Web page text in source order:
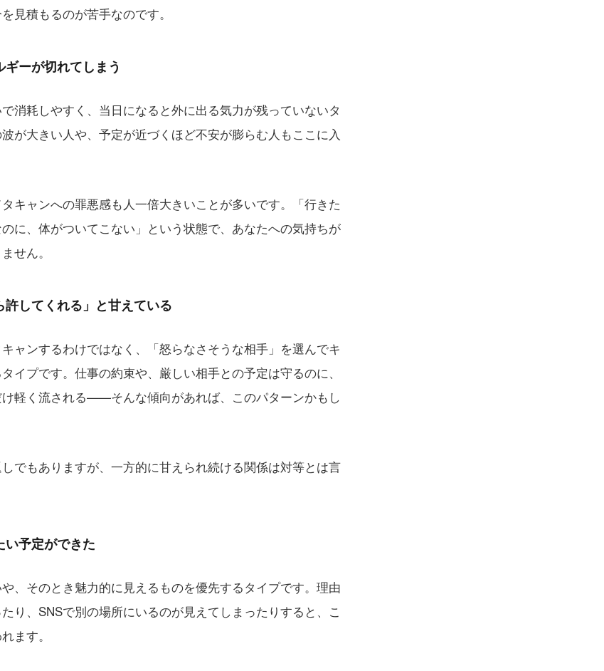
見積もるのが苦手なのです。
ーが切れてしまう
消耗しやすく、当日になると外に出る気力が残っていないタ
が大きい人や、予定が近づくほど不安が膨らむ人もここに入
キャンへの罪悪感も人一倍大きいことが多いです。「行きた
に、体がついてこない」という状態で、あなたへの気持ちが
せん。
してくれる」と甘えている
ャンするわけではなく、「怒らなさそうな相手」を選んでキ
イプです。仕事の約束や、厳しい相手との予定は守るのに、
軽く流される——そんな傾向があれば、このパターンかもし
でもありますが、一方的に甘えられ続ける関係は対等とは言
予定ができた
、そのとき魅力的に見えるものを優先するタイプです。理由
り、SNSで別の場所にいるのが見えてしまったりすると、こ
ます。